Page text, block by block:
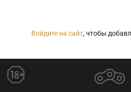
Войдите на сайт, чтобы